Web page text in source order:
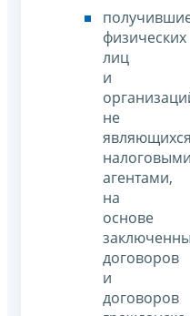
физических
лиц
и
не
являющихся
налоговыми
агентами,
на
основе
договоров
и
договоров